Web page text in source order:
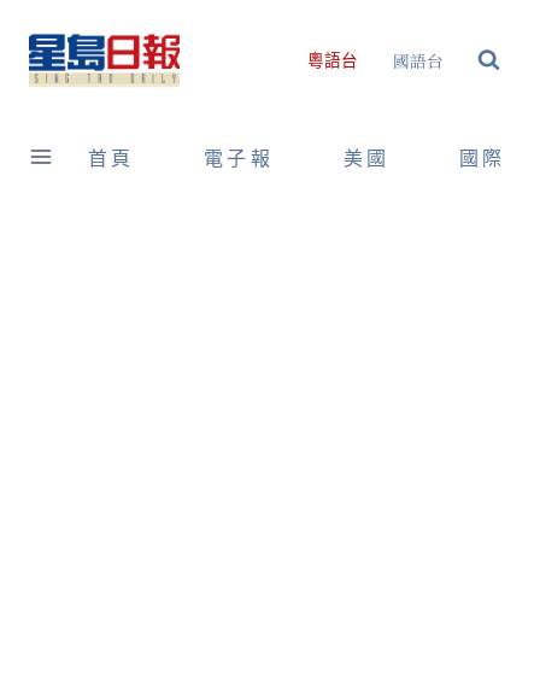
content
粵語台 國語台
首頁 電子報 美國 國際